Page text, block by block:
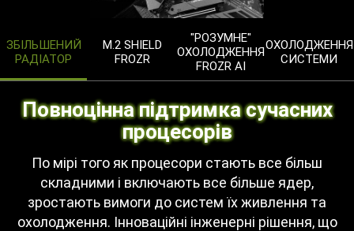
ЗБІЛЬШЕНИЙ
РАДІАТОР
M.2 SHIELD
FROZR
"РОЗУМНЕ"
ОХОЛОДЖЕННЯ
FROZR AI
ОХОЛОДЖЕННЯ
СИСТЕМИ
Повноцінна підтримка сучасних
процесорів
По мірі того як процесори стають все більш
складними і включають все більше ядер,
зростають вимоги до систем їх живлення та
охолодження. Інноваційні інженерні рішення, що